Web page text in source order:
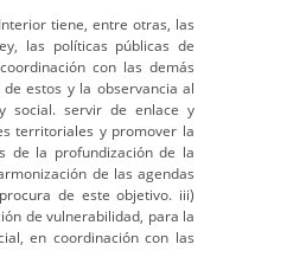
tiene, entre otras, las
las políticas públicas de
con las demás
estos y la observancia al
social. servir de enlace y
territoriales y promover la
de la profundización de la
de las agendas
de este objetivo. iii)
de vulnerabilidad, para la
en coordinación con las